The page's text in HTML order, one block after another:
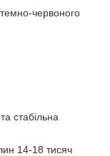
червоного
стабільна
14-18 тисяч